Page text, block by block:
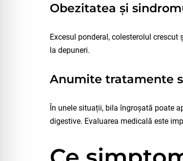
Obezitatea și
Excesul ponderal, colesterolul
la depuneri.
Anumite tratamente
În unele situații, bila îngroșată poate
digestive. Evaluarea medicală este